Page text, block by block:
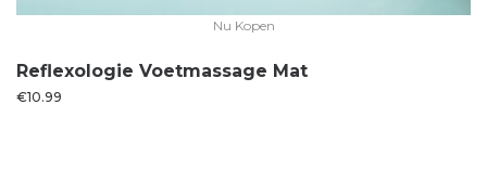
Nu Kopen
Reflexologie Voetmassage Mat
€10.99